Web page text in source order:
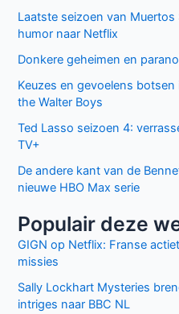
Laatste seizoen van
humor naar Netflix
Donkere geheimen en
Keuzes en gevoelens
the Walter Boys
Ted Lasso seizoen 4:
TV+
De andere kant van de
nieuwe HBO Max serie
Populair deze
GIGN op Netflix: Franse
missies
Sally Lockhart Mysteries
intriges naar BBC NL